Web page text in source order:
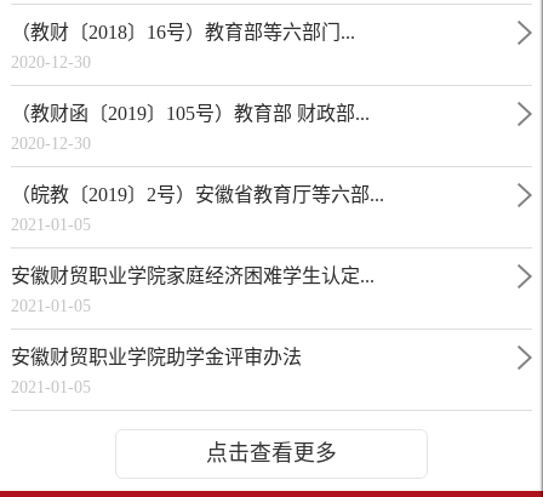
（教财〔2018〕16号​）教育部等六部门...
2020-12-30
（教财函〔2019〕105号）教育部 财政部...
2020-12-30
（皖教〔2019〕2号）安徽省教育厅等六部...
2021-01-05
安徽财贸职业学院家庭经济困难学生认定...
2021-01-05
安徽财贸职业学院助学金评审办法
2021-01-05
点击查看更多